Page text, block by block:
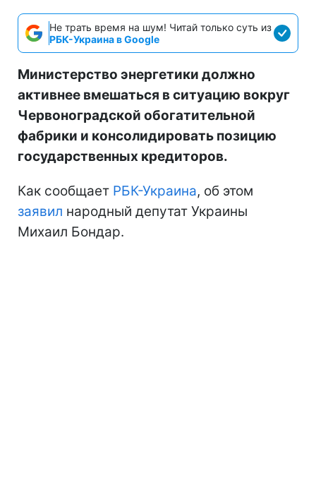
Не трать время на шум! Читай только суть из
РБК-Украина в Google
Министерство энергетики должно
активнее вмешаться в ситуацию вокруг
Червоноградской обогатительной
фабрики и консолидировать позицию
государственных кредиторов.
Как сообщает РБК-Украина, об этом
заявил народный депутат Украины
Михаил Бондар.